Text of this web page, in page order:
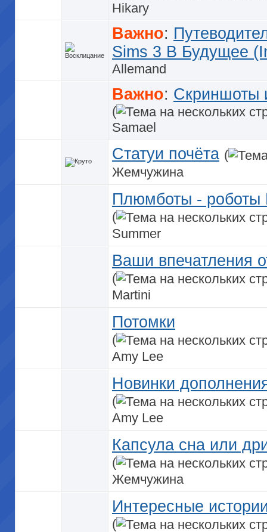
Hikary
Важно:
Sims 3 В Будущее
Allemand
Важно: Скриншоты
(
Samael
Статуи почёта (
Жемчужина
Плюмботы - роботы
(
Summer
Ваши впечатления
(
Martini
Потомки
(
Amy Lee
Новинки
(
Amy Lee
Капсула сна или
(
Жемчужина
Интересные
(